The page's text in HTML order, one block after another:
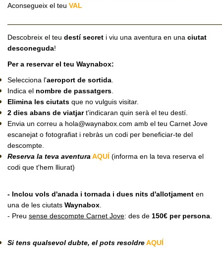
Aconsegueix el teu VAL
Descobreix el teu destí secret i viu una aventura en una ciutat
desconeguda!
Per a reservar el teu Waynabox:
Selecciona l'aeroport de sortida
Indica el nombre de passatgers
Elimina les ciutats que no vulguis visitar.
2 dies abans de viatjart'indicaran quin serà el teu destí.
Envia un correu a hola@waynabox.com amb el teu Carnet Jove
escanejat o fotografiat i rebràs un codi per beneficiar-te del
descompte.
Reserva la teva aventura AQUÍ (informa en la teva reserva el
codi que t'hem lliurat)
- Inclou vols d'anada i tornada i dues nits d'allotjament en
una de les ciutats Waynabox
- Preu sense descompte Carnet Jove: des de 150€ per persona
Si tens qualsevol dubte, el pots resoldreAQUÍ